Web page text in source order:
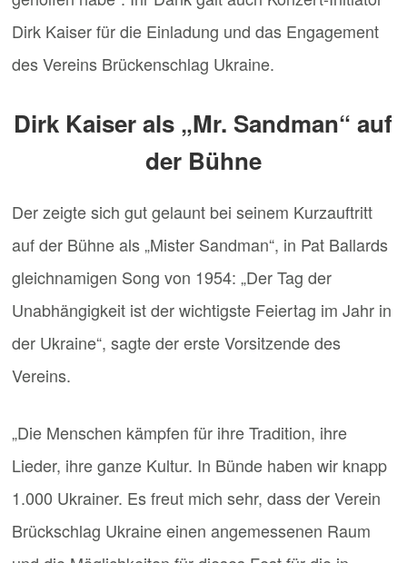
Dirk Kaiser für die Einladung und das Engagement
des Vereins Brückenschlag Ukraine.
Dirk Kaiser als „Mr. Sandman“ auf
der Bühne
Der zeigte sich gut gelaunt bei seinem Kurzauftritt
auf der Bühne als „Mister Sandman“, in Pat Ballards
gleichnamigen Song von 1954: „Der Tag der
Unabhängigkeit ist der wichtigste Feiertag im Jahr in
der Ukraine“, sagte der erste Vorsitzende des
Vereins.
„Die Menschen kämpfen für ihre Tradition, ihre
Lieder, ihre ganze Kultur. In Bünde haben wir knapp
1.000 Ukrainer. Es freut mich sehr, dass der Verein
Brückschlag Ukraine einen angemessenen Raum